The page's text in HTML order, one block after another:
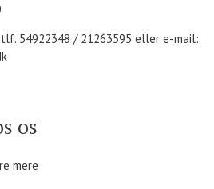
54922348 / 21263595 eller e-mail:
os
mere